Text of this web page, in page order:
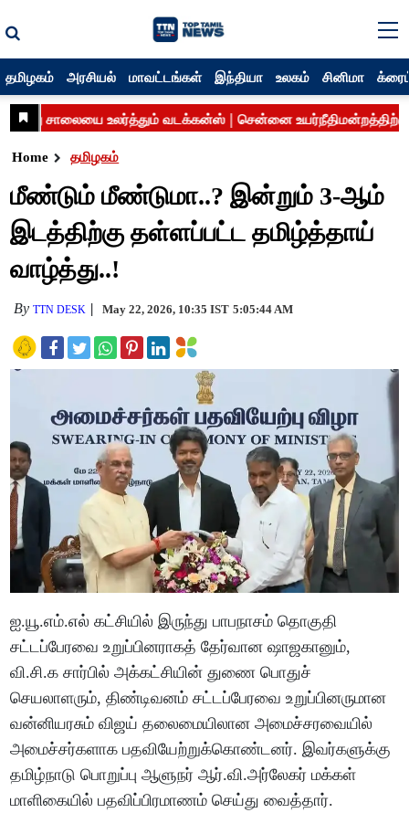
தமிழகம் அரசியல் மாவட்டங்கள் இந்தியா உலகம் சினிமா
Home தமிழகம்
மீண்டும் மீண்டுமா..? இன்றும் 3-ஆம்
இடத்திற்கு தள்ளப்பட்ட தமிழ்த்தாய்
வாழ்த்து..!
ByTTN DESK May 22, 2026, 10:35 IST 5:05:44 AM
ஐ.யூ.எம்.எல் கட்சியில் இருந்து பாபநாசம் தொகுதி
சட்டப்பேரவை உறுப்பினராகத் தேர்வான ஷாஜகானும்,
வி.சி.க சார்பில் அக்கட்சியின் துணை பொதுச்
செயலாளரும், திண்டிவனம் சட்டப்பேரவை உறுப்பினருமான
வன்னியரசும் விஜய் தலைமையிலான அமைச்சரவையில்
அமைச்சர்களாக பதவியேற்றுக்கொண்டனர். இவர்களுக்கு
தமிழ்நாடு பொறுப்பு ஆளுநர் ஆர்.வி.அர்லேகர் மக்கள்
மாளிகையில் பதவிப்பிரமாணம் செய்து வைத்தார்.